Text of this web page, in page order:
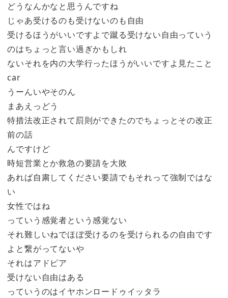
どうなんかなと思うんですね
じゃあ受けるのも受けないのも自由
受けるほうがいいですよで蹴る受けない自由っていう
のはちょっと言い過ぎかもしれ
ないそれを内の大学行ったほうがいいですよ見たこと
car
うーんいやそのん
まあえっどう
特措法改正されて罰則ができたのでちょっとその改正
前の話
んですけど
時短営業とか救急の要請を大敗
あれば自粛してください要請でもそれって強制ではな
い
女性ではね
っていう感覚者という感覚ない
それ難しいねでほぼ受けるのを受けられるの自由です
よと繋がってないや
それはアドピア
受けない自由はある
っていうのはイヤホンロードゥイッタラ